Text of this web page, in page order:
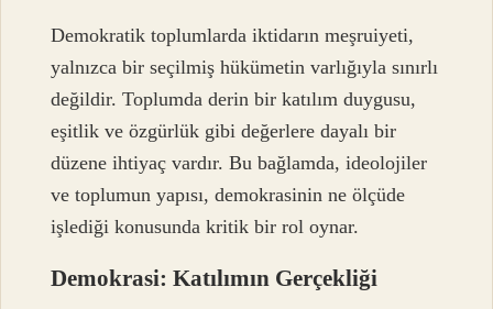
Demokratik toplumlarda iktidarın meşruiyeti,
yalnızca bir seçilmiş hükümetin varlığıyla sınırlı
değildir. Toplumda derin bir katılım duygusu,
eşitlik ve özgürlük gibi değerlere dayalı bir
düzene ihtiyaç vardır. Bu bağlamda, ideolojiler
ve toplumun yapısı, demokrasinin ne ölçüde
işlediği konusunda kritik bir rol oynar.
Demokrasi: Katılımın Gerçekliği